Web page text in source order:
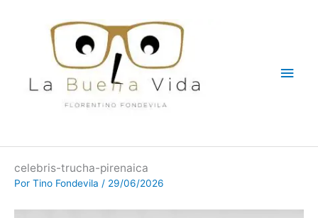
celebris-trucha-pirenaica
Por Tino Fondevila / 29/06/2026